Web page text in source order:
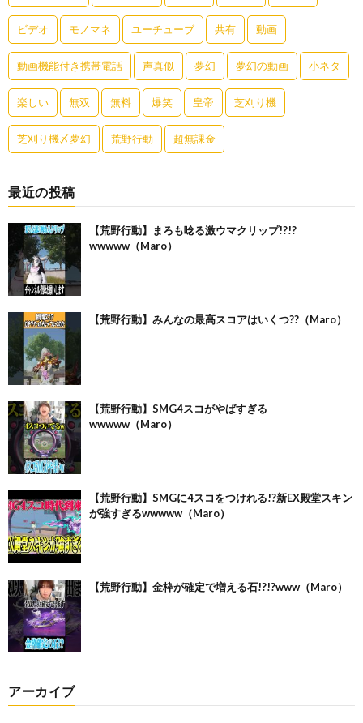
ビデオ モノマネ ユーチューブ 共有 動画
動画機能付き携帯電話 声真似 夢幻 夢幻の動画 小ネタ
楽しい 無双 無料 爆笑 皇帝 芝刈り機
芝刈り機〆夢幻 荒野行動 超無課金
最近の投稿
【荒野行動】まろも唸る激ウマクリップ!?!?
wwwww（Maro）
【荒野行動】みんなの最高スコアはいくつ??（Maro）
【荒野行動】SMG4スコがやばすぎる
wwwww（Maro）
【荒野行動】SMGに4スコをつけれる!?新EX殿堂スキン
が強すぎるwwwww（Maro）
【荒野行動】金枠が確定で増える石!?!?www（Maro）
アーカイブ